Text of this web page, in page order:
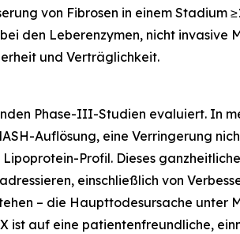
von Fibrosen in einem Stadium
den Leberenzymen, nicht invasive
und Verträglichkeit.
Phase-III-Studien evaluiert. In
Auflösung, eine Verringerung
Profil. Dieses
einschließlich von
– die Haupttodesursache unter
ist auf eine patientenfreundliche,